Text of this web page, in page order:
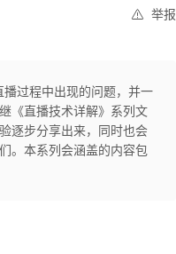
举报
播过程中出现的问题，并一
《直播技术详解》系列文
逐步分享出来，同时也会
。本系列会涵盖的内容包